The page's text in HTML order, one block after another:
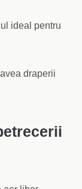
ideal pentru
draperii